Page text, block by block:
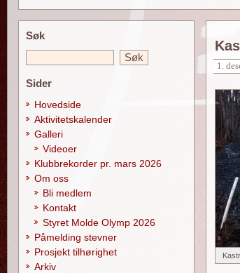
1.
Søk
Sider
Hovedside
Aktivitetskalender
Galleri
Videoer
Klubbrekorder pr. mars 2026
Om oss
Bli medlem
Kontakt
Styret Molde Olymp 2026
Påmelding stevner
Prosjekt tilhørighet
Arkiv